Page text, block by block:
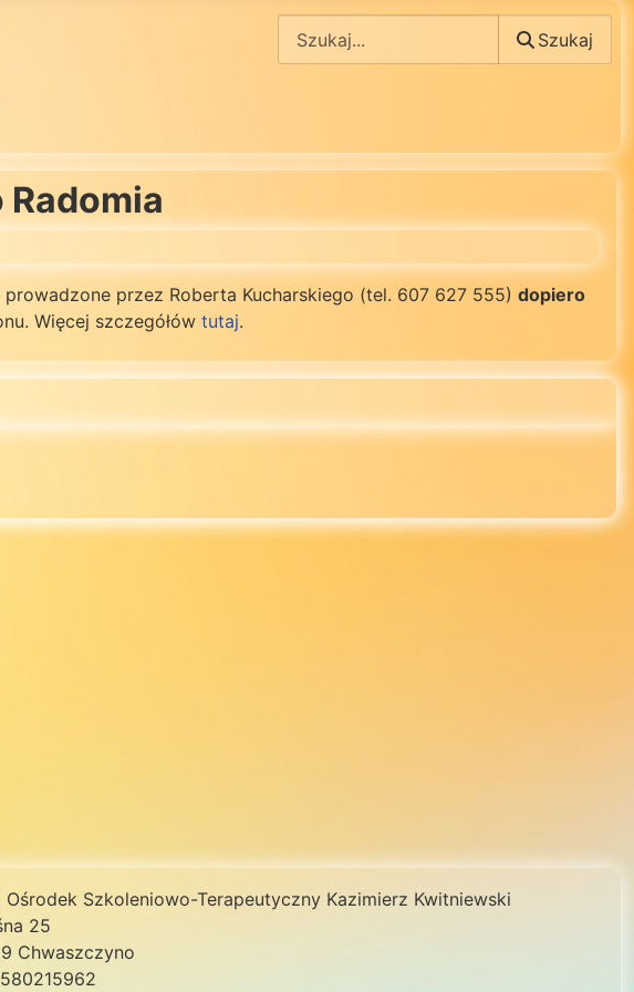
Szukaj
przez Roberta Kucharskiego (tel. 607 627 555) dopiero
Więcej szczegółów tutaj.
Ośrodek Szkoleniowo-Terapeutyczny Kazimierz Kwitniewski
25
Chwaszczyno